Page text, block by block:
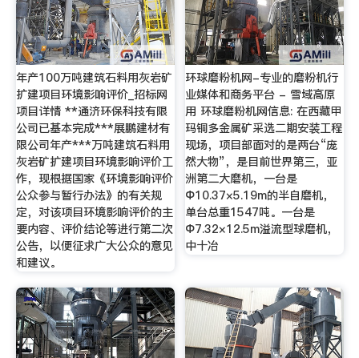
年产100万吨建筑石料用灰岩矿
扩建项目环境影响评价_招标网
项目详情 **通济环保科技有限
公司已基本完成***展鹏建材有
限公司年产***万吨建筑石料用
灰岩矿扩建项目环境影响评价工
作，现根据国家《环境影响评价
公众参与暂行办法》的有关规
定，对该项目环境影响评价的主
要内容、评价结论等进行第二次
公告，以便征求广大公众的意见
和建议。
环球磨粉机网-专业的磨粉机行
业媒体和商务平台 - 雪域高原
用 环球磨粉机网信息: 在西藏甲
玛铜多金属矿采选二期安装工程
现场，项目部面对的是两台“庞
然大物”，是目前世界第三，亚
洲第二大磨机，一台是
Ф10.37×5.19m的半自磨机，
单台总重1547吨。一台是
Ф7.32×12.5m溢流型球磨机，
中十冶